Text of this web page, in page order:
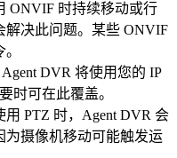
ONVIF 时持续移动或行
解决此问题。某些 ONVIF
DVR 将使用您的 IP
时可在此覆盖。
用 PTZ 时，Agent DVR 会
为摄像机移动可能触发运